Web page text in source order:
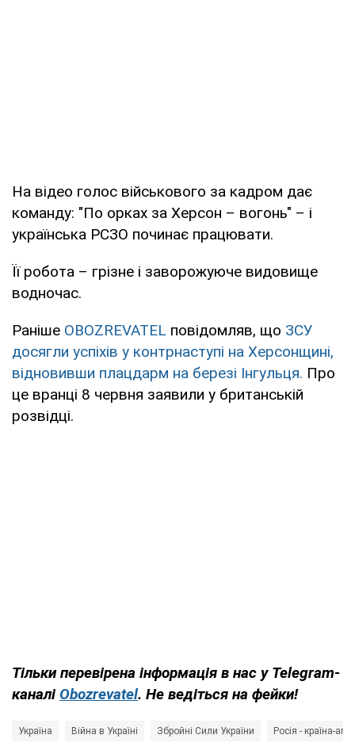
На відео голос військового за кадром дає
команду: "По орках за Херсон – вогонь" – і
українська РСЗО починає працювати.
Її робота – грізне і заворожуюче видовище
водночас.
Раніше OBOZREVATEL повідомляв, що ЗСУ
досягли успіхів у контрнаступі на Херсонщині,
відновивши плацдарм на березі Інгульця. Про
це вранці 8 червня заявили у британській
розвідці.
Тільки перевірена інформація в нас у Telegram-
каналі Obozrevatel. Не ведіться на фейки!
Україна Війна в Україні Збройні Сили України Росія - країна-